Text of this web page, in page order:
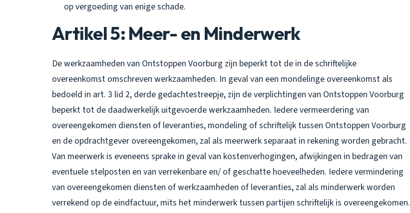
op vergoeding van enige schade.
Artikel 5: Meer- en Minderwerk
De werkzaamheden van Ontstoppen Voorburg zijn beperkt tot de in de schriftelijke
overeenkomst omschreven werkzaamheden. In geval van een mondelinge overeenkomst als
bedoeld in art. 3 lid 2, derde gedachtestreepje, zijn de verplichtingen van Ontstoppen Voorburg
beperkt tot de daadwerkelijk uitgevoerde werkzaamheden. Iedere vermeerdering van
overeengekomen diensten of leveranties, mondeling of schriftelijk tussen Ontstoppen Voorburg
en de opdrachtgever overeengekomen, zal als meerwerk separaat in rekening worden gebracht.
Van meerwerk is eveneens sprake in geval van kostenverhogingen, afwijkingen in bedragen van
eventuele stelposten en van verrekenbare en/ of geschatte hoeveelheden. Iedere vermindering
van overeengekomen diensten of werkzaamheden of leveranties, zal als minderwerk worden
verrekend op de eindfactuur, mits het minderwerk tussen partijen schriftelijk is overeengekomen.